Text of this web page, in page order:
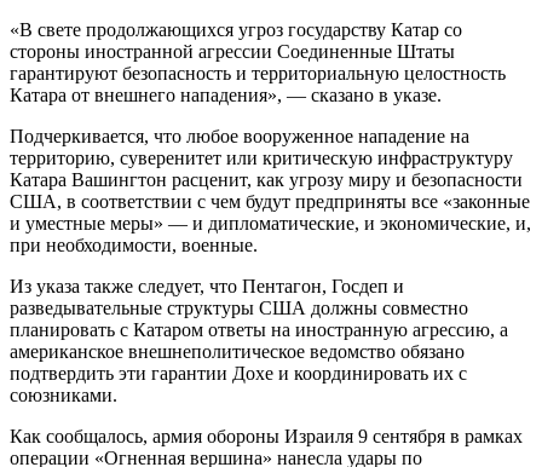
«В свете продолжающихся угроз государству Катар со
стороны иностранной агрессии Соединенные Штаты
гарантируют безопасность и территориальную целостность
Катара от внешнего нападения», — сказано в указе.
Подчеркивается, что любое вооруженное нападение на
территорию, суверенитет или критическую инфраструктуру
Катара Вашингтон расценит, как угрозу миру и безопасности
США, в соответствии с чем будут предприняты все «законные
и уместные меры» — и дипломатические, и экономические, и,
при необходимости, военные.
Из указа также следует, что Пентагон, Госдеп и
разведывательные структуры США должны совместно
планировать с Катаром ответы на иностранную агрессию, а
американское внешнеполитическое ведомство обязано
подтвердить эти гарантии Дохе и координировать их с
союзниками.
Как сообщалось, армия обороны Израиля 9 сентября в рамках
операции «Огненная вершина» нанесла удары по